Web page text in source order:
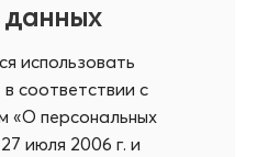
данных
использовать
соответствии с
«О персональных
июля 2006 г. и